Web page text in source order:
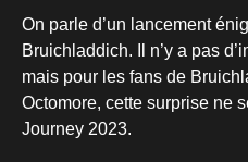
On parle d’un lancement
Bruichladdich. Il n’y a pas
mais pour les fans de
Octomore, cette surprise ne
Journey 2023.